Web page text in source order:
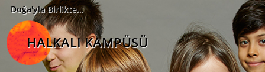
Doğa'yla Birlikte...
HALKALI KAMPÜSÜ